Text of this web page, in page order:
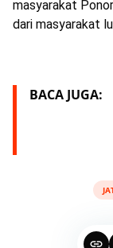
masyarakat
dari masyarakat
BACA JUGA: